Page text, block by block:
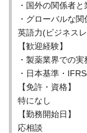
・国外の関係者
・グローバルな
英語力(ビジネス
【歓迎経験】
・製薬業界での実
・日本基準・
【免許・資格】
特になし
【勤務開始日】
応相談